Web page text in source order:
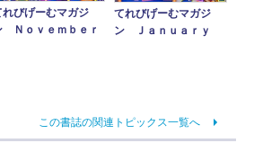
れびげーむマガジ
Ｎｏｖｅｍｂｅｒ
てれびげーむマガジ
ン Ｊａｎｕａｒｙ
この書誌の関連トピックス一覧へ